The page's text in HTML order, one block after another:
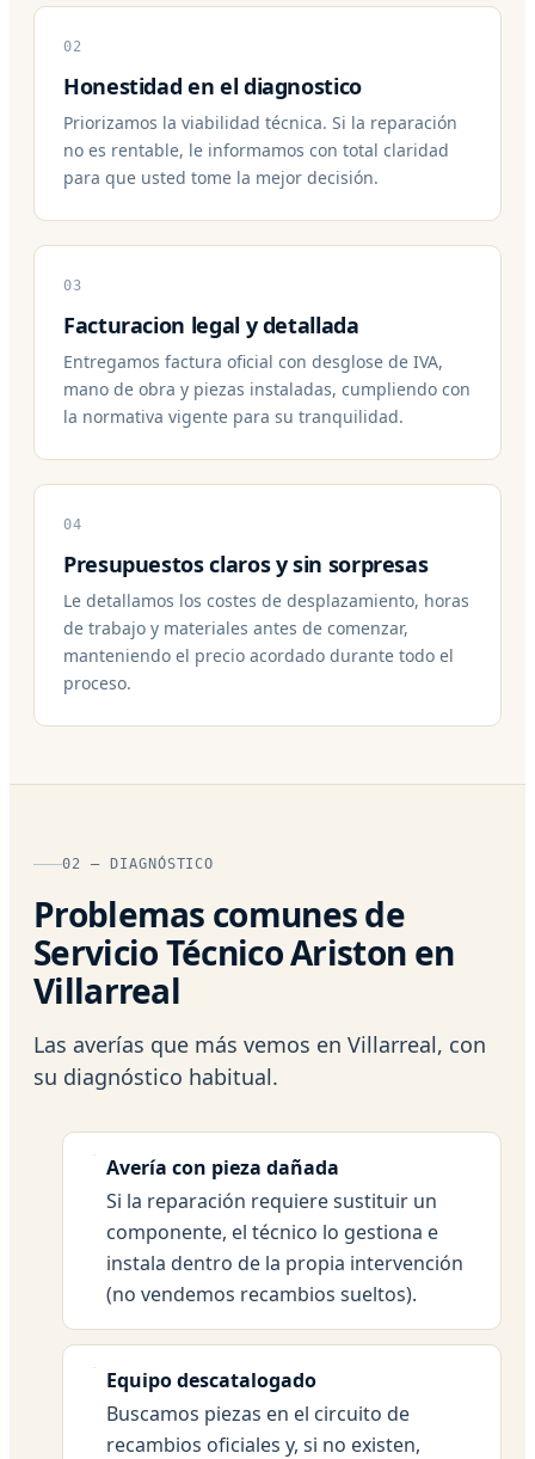
02
Honestidad en el diagnostico
Priorizamos la viabilidad técnica. Si la reparación
no es rentable, le informamos con total claridad
para que usted tome la mejor decisión.
03
Facturacion legal y detallada
Entregamos factura oficial con desglose de IVA,
mano de obra y piezas instaladas, cumpliendo con
la normativa vigente para su tranquilidad.
04
Presupuestos claros y sin sorpresas
Le detallamos los costes de desplazamiento, horas
de trabajo y materiales antes de comenzar,
manteniendo el precio acordado durante todo el
proceso.
02 — DIAGNÓSTICO
Problemas comunes de
Servicio Técnico Ariston en
Villarreal
Las averías que más vemos en Villarreal, con
su diagnóstico habitual.
Avería con pieza dañada
Si la reparación requiere sustituir un
componente, el técnico lo gestiona e
instala dentro de la propia intervención
(no vendemos recambios sueltos).
Equipo descatalogado
Buscamos piezas en el circuito de
recambios oficiales y, si no existen,